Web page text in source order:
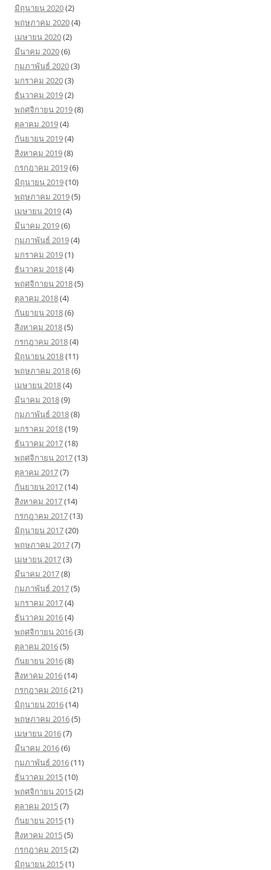
มิถุนายน 2020(2)
พฤษภาคม 2020(4)
เมษายน 2020(2)
มีนาคม 2020(6)
กุมภาพันธ์ 2020(3)
มกราคม 2020(3)
ธันวาคม 2019(2)
พฤศจิกายน 2019(8)
ตุลาคม 2019(4)
กันยายน 2019(4)
สิงหาคม 2019(8)
กรกฎาคม 2019(6)
มิถุนายน 2019(10)
พฤษภาคม 2019(5)
เมษายน 2019(4)
มีนาคม 2019(6)
กุมภาพันธ์ 2019(4)
มกราคม 2019(1)
ธันวาคม 2018(4)
พฤศจิกายน 2018(5)
ตุลาคม 2018(4)
กันยายน 2018(6)
สิงหาคม 2018(5)
กรกฎาคม 2018(4)
มิถุนายน 2018(11)
พฤษภาคม 2018(6)
เมษายน 2018(4)
มีนาคม 2018(9)
กุมภาพันธ์ 2018(8)
มกราคม 2018(19)
ธันวาคม 2017(18)
พฤศจิกายน 2017(13)
ตุลาคม 2017(7)
กันยายน 2017(14)
สิงหาคม 2017(14)
กรกฎาคม 2017(13)
มิถุนายน 2017(20)
พฤษภาคม 2017(7)
เมษายน 2017(3)
มีนาคม 2017(8)
กุมภาพันธ์ 2017(5)
มกราคม 2017(4)
ธันวาคม 2016(4)
พฤศจิกายน 2016(3)
ตุลาคม 2016(5)
กันยายน 2016(8)
สิงหาคม 2016(14)
กรกฎาคม 2016(21)
มิถุนายน 2016(14)
พฤษภาคม 2016(5)
เมษายน 2016(7)
มีนาคม 2016(6)
กุมภาพันธ์ 2016(11)
ธันวาคม 2015(10)
พฤศจิกายน 2015(2)
ตุลาคม 2015(7)
กันยายน 2015(1)
สิงหาคม 2015(5)
กรกฎาคม 2015(2)
มิถุนายน 2015(1)